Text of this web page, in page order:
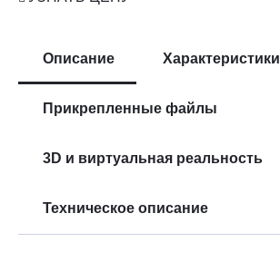
Описание Характеристики
Прикрепленные файлы
3D и виртуальная реальность
Техническое описание